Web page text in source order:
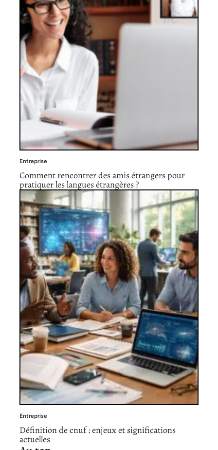
Entreprise
Comment rencontrer des amis étrangers pour
pratiquer les langues étrangères ?
Entreprise
Définition de cnuf : enjeux et significations
actuelles